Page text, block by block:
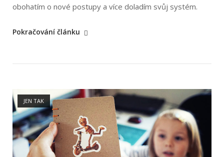
obohatím o nové postupy a více doladím svůj systém.
„Ryder
Pokračování článku
JEN TAK
Open post